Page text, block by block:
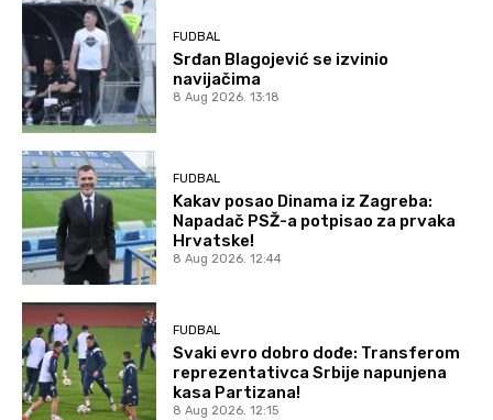
FUDBAL
Srđan Blagojević se izvinio
navijačima
8 Aug 2026. 13:18
FUDBAL
Kakav posao Dinama iz Zagreba:
Napadač PSŽ-a potpisao za prvaka
Hrvatske!
8 Aug 2026. 12:44
FUDBAL
Svaki evro dobro dođe: Transferom
reprezentativca Srbije napunjena
kasa Partizana!
8 Aug 2026. 12:15